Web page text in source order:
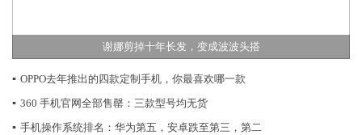
谢娜剪掉十年长发，变成波波头搭
▪ OPPO去年推出的四款定制手机，你最喜欢哪一款
▪ 360 手机官网全部售罄：三款型号均无货
▪ 手机操作系统排名：华为第五，安卓跌至第三，第二